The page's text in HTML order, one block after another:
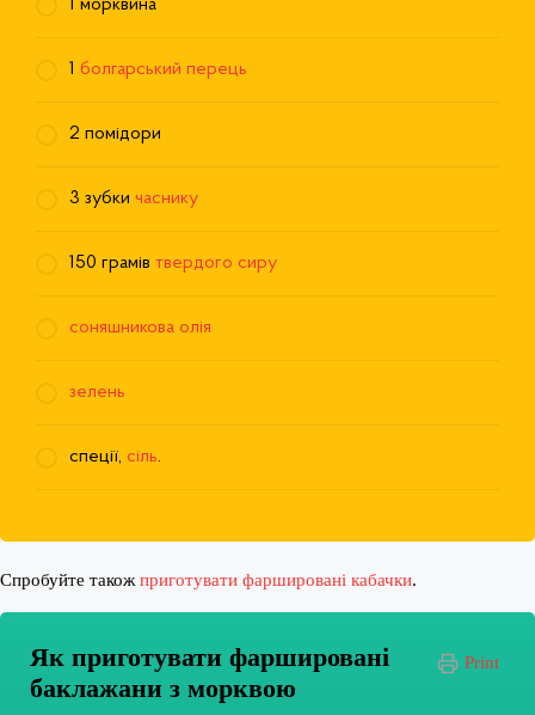
1 морквина
1 болгарський перець
2 помідори
3 зубки часнику
150 грамів твердого сиру
соняшникова олія
зелень
спеції, сіль.
Спробуйте такожприготувати фаршировані кабачки.
Print
Як приготувати фаршировані
баклажани з морквою